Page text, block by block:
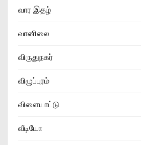
வார இதழ்
வானிலை
விருதுநகர்
விழுப்புரம்
விளையாட்டு
வீடியோ